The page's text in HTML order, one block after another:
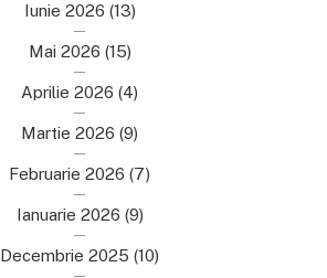
Iunie 2026 (13)
Mai 2026 (15)
Aprilie 2026 (4)
Martie 2026 (9)
Februarie 2026 (7)
Ianuarie 2026 (9)
Decembrie 2025 (10)